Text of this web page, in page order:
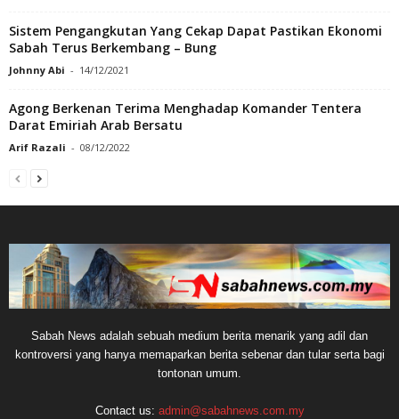
Sistem Pengangkutan Yang Cekap Dapat Pastikan Ekonomi
Sabah Terus Berkembang – Bung
Johnny Abi - 14/12/2021
Agong Berkenan Terima Menghadap Komander Tentera
Darat Emiriah Arab Bersatu
Arif Razali - 08/12/2022
Sabah News adalah sebuah medium berita menarik yang adil dan
kontroversi yang hanya memaparkan berita sebenar dan tular serta bagi
tontonan umum.
Contact us: admin@sabahnews.com.my